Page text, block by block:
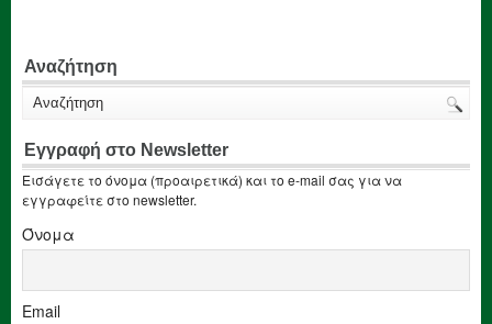
Αναζήτηση
Εγγραφή στο Newsletter
Εισάγετε το όνομα (προαιρετικά) και το e-mail σας για να
εγγραφείτε στο newsletter.
Όνομα
Email